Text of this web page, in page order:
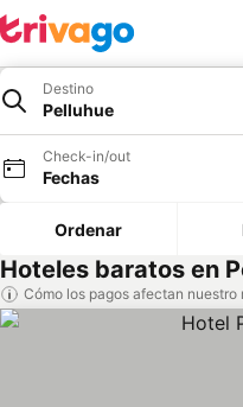
Destino
Pelluhue
Check-in/out
Fechas
Ordenar
Hoteles baratos en
Cómo los pagos afectan nuestro